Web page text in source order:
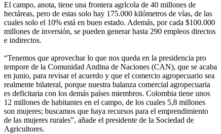
El campo, anota, tiene una frontera agrícola de 40 millones de
hectáreas, pero de estas solo hay 175.000 kilómetros de vías, de las
cuales solo el 10% está en buen estado. Además, por cada $100.000
millones de inversión, se pueden generar hasta 290 empleos directos
e indirectos.
“Tenemos que aprovechar lo que nos queda en la presidencia pro
tempore de la Comunidad Andina de Naciones (CAN), que se acaba
en junio, para revisar el acuerdo y que el comercio agropecuario sea
realmente bilateral, porque nuestra balanza comercial agropecuaria
es deficitaria con los demás países miembros. Colombia tiene unos
12 millones de habitantes en el campo, de los cuales 5,8 millones
son mujeres; buscamos que haya recursos para el emprendimiento
de las mujeres rurales”, añade el presidente de la Sociedad de
Agricultores.